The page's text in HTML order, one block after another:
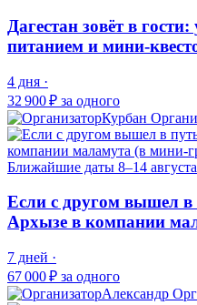
Дагестан зовёт в
питанием и мини-
4 дня ·
32 900 ₽ за одного
Курбан
Ближайшие даты 8–14 августа
Если с другом вышел в
Архызе в компании
7 дней ·
67 000 ₽ за одного
Александр